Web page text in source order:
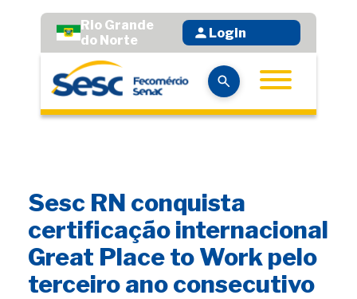
Rio Grande
do Norte
Login
Sesc RN conquista
certificação internacional
Great Place to Work pelo
terceiro ano consecutivo